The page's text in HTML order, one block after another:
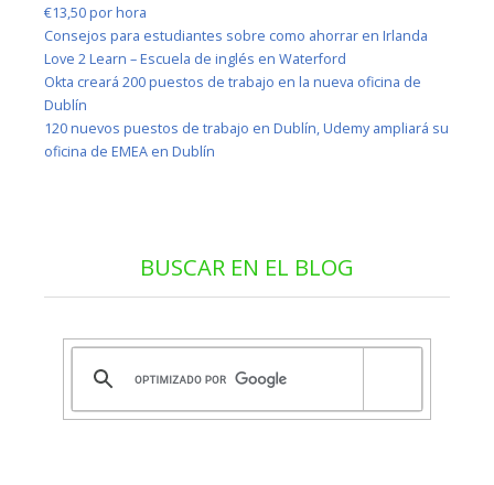
€13,50 por hora
Consejos para estudiantes sobre como ahorrar en Irlanda
Love 2 Learn – Escuela de inglés en Waterford
Okta creará 200 puestos de trabajo en la nueva oficina de
Dublín
120 nuevos puestos de trabajo en Dublín, Udemy ampliará su
oficina de EMEA en Dublín
BUSCAR EN EL BLOG